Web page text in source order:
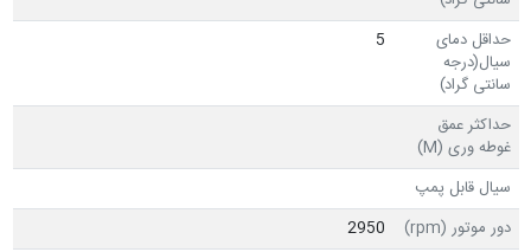
حداقل دمای
سیال(درجه
سانتی گراد)
5
حداکثر عمق
غوطه وری (M)
سیال قابل پمپ
دور موتور (rpm)
2950